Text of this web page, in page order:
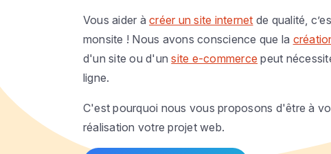
Vous aider àcréer un site internet de qualité,
monsite ! Nous avons conscience que la
d'un site ou d'unsite e-commerce peut
ligne.
C'est pourquoi nous vous proposons d'être à
réalisation votre projet web.